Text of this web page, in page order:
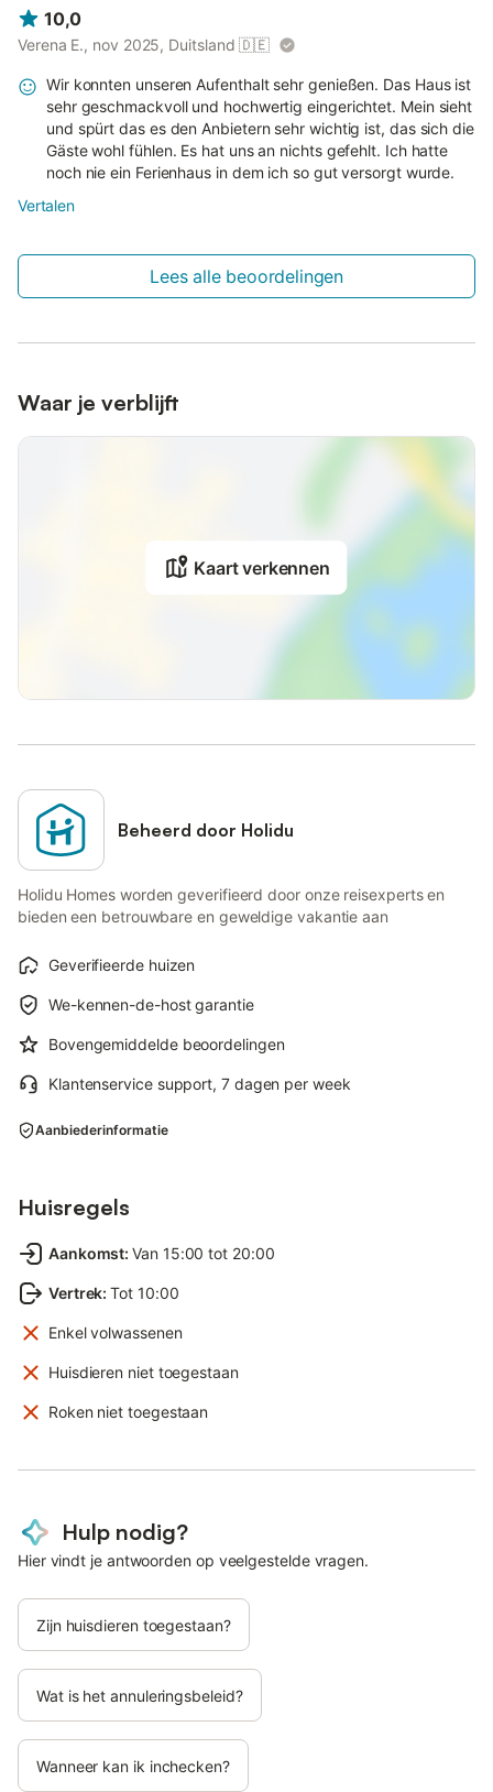
10,0
Verena E., nov 2025, Duitsland 🇩🇪
Wir konnten unseren Aufenthalt sehr genießen. Das Haus ist
sehr geschmackvoll und hochwertig eingerichtet. Mein sieht
und spürt das es den Anbietern sehr wichtig ist, das sich die
Gäste wohl fühlen. Es hat uns an nichts gefehlt. Ich hatte
noch nie ein Ferienhaus in dem ich so gut versorgt wurde.
Vertalen
Lees alle beoordelingen
Waar je verblijft
Kaart verkennen
Beheerd door Holidu
Holidu Homes worden geverifieerd door onze reisexperts en
bieden een betrouwbare en geweldige vakantie aan
Geverifieerde huizen
We-kennen-de-host garantie
Bovengemiddelde beoordelingen
Klantenservice support, 7 dagen per week
Aanbiederinformatie
Huisregels
Aankomst: Van 15:00 tot 20:00
Vertrek: Tot 10:00
Enkel volwassenen
Huisdieren niet toegestaan
Roken niet toegestaan
Hulp nodig?
Hier vindt je antwoorden op veelgestelde vragen.
Zijn huisdieren toegestaan?
Wat is het annuleringsbeleid?
Wanneer kan ik inchecken?